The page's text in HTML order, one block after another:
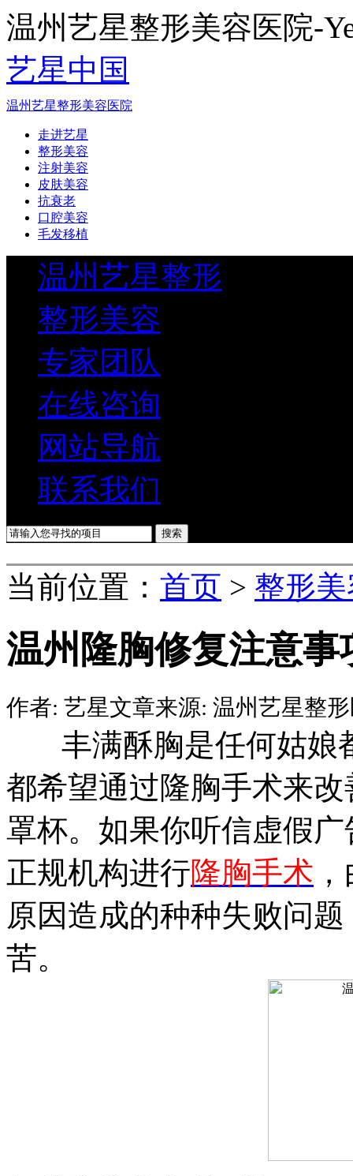
温州艺星整形美容医院-
艺星中国
温州艺星整形美容医院
走进艺星
整形美容
注射美容
皮肤美容
抗衰老
口腔美容
毛发移植
温州艺星整形
整形美容
专家团队
在线咨询
网站导航
联系我们
当前位置： 首页 > 整形
温州隆胸修复注意事
作者: 艺星文章来源: 温州艺星整
丰满酥胸是任何姑娘
都希望通过隆胸手术来
罩杯。如果你听信虚假
正规机构进行隆胸手术
原因造成的种种失败问
苦。